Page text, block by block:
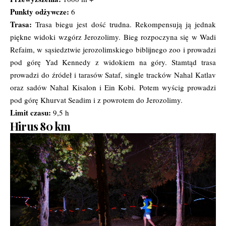
Punkty odżywcze: 6
Trasa: Trasa biegu jest dość trudna. Rekompensują ją jednak
piękne widoki wzgórz Jerozolimy. Bieg rozpoczyna się w Wadi
Refaim, w sąsiedztwie jerozolimskiego biblijnego zoo i prowadzi
pod górę Yad Kennedy z widokiem na góry. Stamtąd trasa
prowadzi do źródeł i tarasów Sataf, single tracków Nahal Katlav
oraz sadów Nahal Kisalon i Ein Kobi. Potem wyścig prowadzi
pod górę Khurvat Seadim i z powrotem do Jerozolimy.
Limit czasu: 9,5 h
Hirus 80 km